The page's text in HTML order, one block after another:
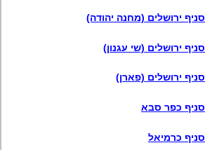
ירושלים (מחנה יהודה)
ירושלים (שי עגנון)
ירושלים (פארן)
כפר סבא
כרמיאל